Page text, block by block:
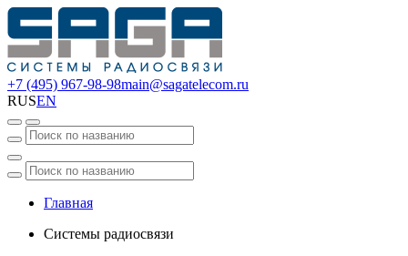
+7 (495) 967-98-98main@sagatelecom.ru
RUSEN
Главная
Системы радиосвязи